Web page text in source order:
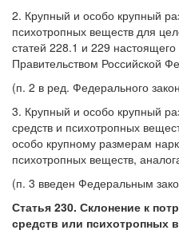
2. Крупный и особо крупный
психотропных веществ для
статей 228.1 и 229
Правительством Российской
(п. 2 в ред. Федерального
3. Крупный и особо крупный
средств и психотропных
особо крупному размерам
психотропных веществ,
(п. 3 введен Федеральным
Статья 230. Склонение к
средств или психотропных